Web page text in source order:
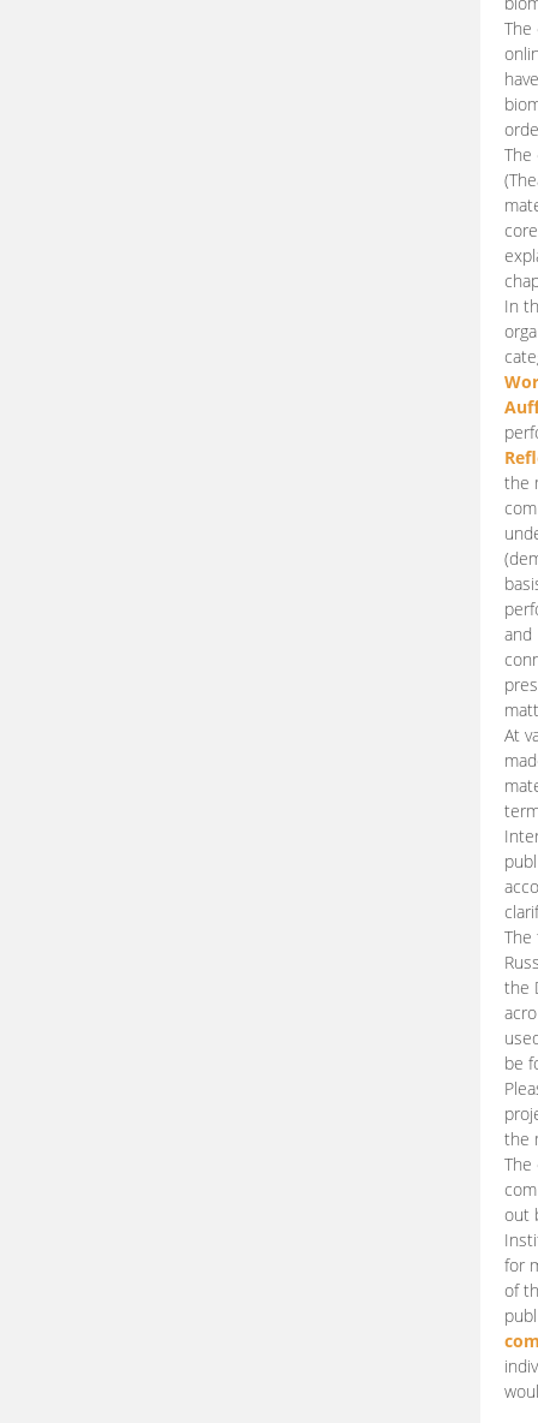
The
In
the
and
At
The
the
be
the
The
out
for
of